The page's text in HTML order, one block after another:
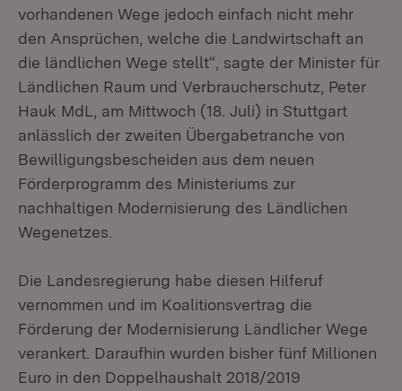
vorhandenen Wege jedoch einfach nicht mehr
den Ansprüchen, welche die Landwirtschaft an
die ländlichen Wege stellt“, sagte der Minister für
Ländlichen Raum und Verbraucherschutz, Peter
Hauk MdL, am Mittwoch (18. Juli) in Stuttgart
anlässlich der zweiten Übergabetranche von
Bewilligungsbescheiden aus dem neuen
Förderprogramm des Ministeriums zur
nachhaltigen Modernisierung des Ländlichen
Wegenetzes.
Die Landesregierung habe diesen Hilferuf
vernommen und im Koalitionsvertrag die
Förderung der Modernisierung Ländlicher Wege
verankert. Daraufhin wurden bisher fünf Millionen
Euro in den Doppelhaushalt 2018/2019